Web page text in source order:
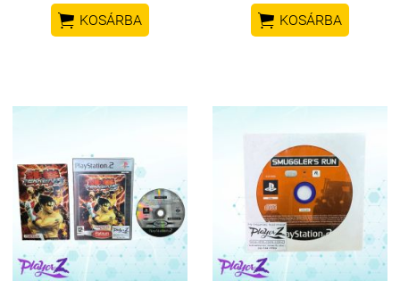
 KOSÁRBA  KOSÁRBA